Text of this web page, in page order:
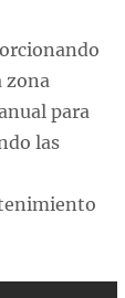
zona
para
las